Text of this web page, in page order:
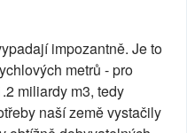
impozantně. Je to
metrů - pro
miliardy m3, tedy
naší země vystačily